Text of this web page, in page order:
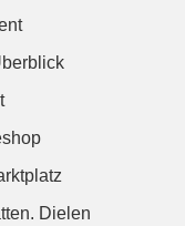
Dielen